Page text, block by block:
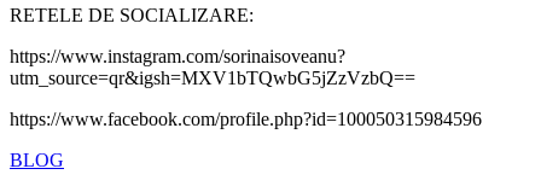
RETELE DE SOCIALIZARE:
https://www.instagram.com/sorinaisoveanu?
utm_source=qr&igsh=MXV1bTQwbG5jZzVzbQ==
https://www.facebook.com/profile.php?id=100050315984596
BLOG